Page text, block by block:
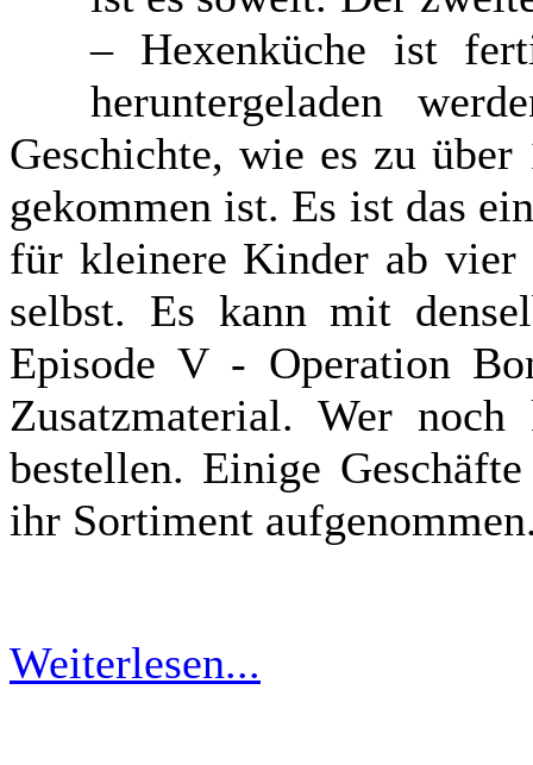
– Hexenküche ist
heruntergeladen
Geschichte, wie es zu
gekommen ist. Es ist das
für kleinere Kinder ab vier
selbst. Es kann mit
Episode V - Operation
Zusatzmaterial. Wer
bestellen. Einige
ihr Sortiment
Weiterlesen...